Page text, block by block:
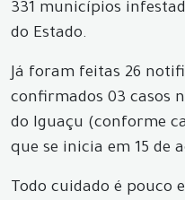
331 municípios
do Estado.
Já foram feitas 26
confirmados 03 casos
do Iguaçu (conforme
que se inicia em 15 de
Todo cuidado é pouco